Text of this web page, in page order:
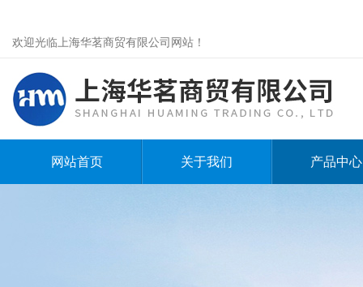
欢迎光临上海华茗商贸有限公司网站！
网站首页 关于我们 产品中心